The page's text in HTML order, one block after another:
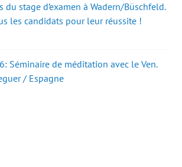
stage d’examen à Wadern/Büschfeld.
les candidats pour leur réussite !
Séminaire de méditation avec le Ven.
/ Espagne